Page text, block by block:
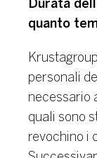
Durata
quanto
personali
necessario
quali sono
revochino i